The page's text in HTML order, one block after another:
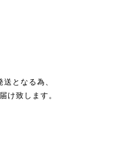
となる為、
け致します。